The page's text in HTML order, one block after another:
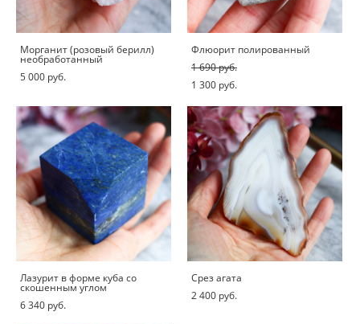
Морганит (розовый берилл)
необработанный
5 000 pуб.
Флюорит полированный
1 690 pуб.
1 300 pуб.
Лазурит в форме куба со
скошенным углом
6 340 pуб.
Срез агата
2 400 pуб.